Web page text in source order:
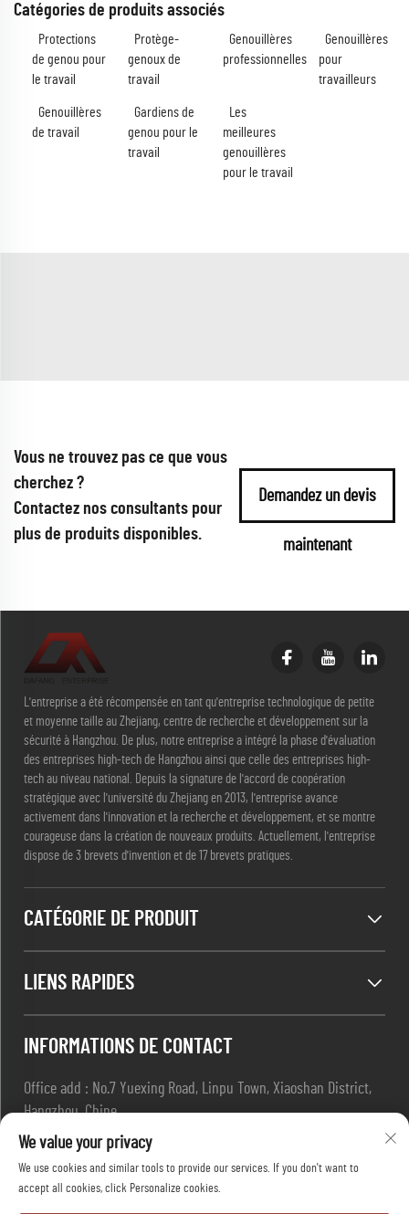
Catégories de produits associés
Protections
de genou pour
le travail
Protège-
genoux de
travail
Genouillères
professionnelles
Genouillères
pour
travailleurs
Genouillères
de travail
Gardiens de
genou pour le
travail
Les
meilleures
genouillères
pour le travail
Vous ne trouvez pas ce que vous
cherchez ?
Contactez nos consultants pour
plus de produits disponibles.
Demandez un devis
maintenant
L'entreprise a été récompensée en tant qu'entreprise technologique de petite
et moyenne taille au Zhejiang, centre de recherche et développement sur la
sécurité à Hangzhou. De plus, notre entreprise a intégré la phase d'évaluation
des entreprises high-tech de Hangzhou ainsi que celle des entreprises high-
tech au niveau national. Depuis la signature de l'accord de coopération
stratégique avec l'université du Zhejiang en 2013, l'entreprise avance
activement dans l'innovation et la recherche et développement, et se montre
courageuse dans la création de nouveaux produits. Actuellement, l'entreprise
dispose de 3 brevets d'invention et de 17 brevets pratiques.
CATÉGORIE DE PRODUIT
LIENS RAPIDES
INFORMATIONS DE CONTACT
Office add : No.7 Yuexing Road, Linpu Town, Xiaoshan District,
Hangzhou, Chine
E-mail :[email protected]
+86-13967169961
We value your privacy
We use cookies and similar tools to provide our services. If you don't want to
accept all cookies, click Personalize cookies.